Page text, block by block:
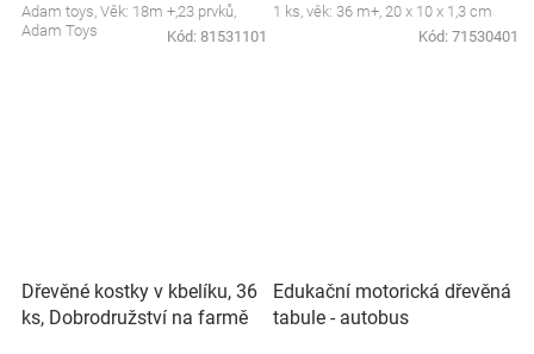
Adam toys, Věk: 18m +,23 prvků,
Adam Toys
Kód: 81531101
1 ks, věk: 36 m+, 20 x 10 x 1,3 cm
Kód: 71530401
Dřevěné kostky v kbelíku, 36
ks, Dobrodružství na farmě
Edukační motorická dřevěná
tabule - autobus